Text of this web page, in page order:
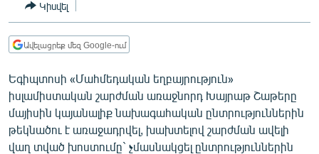
ՀԱՍԱՐԱԿՈՒԹՅՈՒՆ
ՏՆՏԵՍՈՒԹՅՈՒՆ
ՊԱՏԵՐԱԶՄԻ 6 ՇԱԲԱԹՆԵՐԸ
ՏԱՐԱԾԱՇՐՋԱՆ
ՄԻՋԱԶԳԱՅԻՆ
Կիսվել
Ավելացրեք մեզ Google-ում
Եգիպտոսի «Մահմեդական եղբայրություն»
իսլամիստական շարժման առաջնորդ Խայրաթ Շաթերը
մայիսին կայանալիք նախագահական ընտրություններին
թեկնածու է առաջադրվել, խախտելով շարժման ավելի
վաղ տված խոստումը` չմասնակցել ընտրություններին